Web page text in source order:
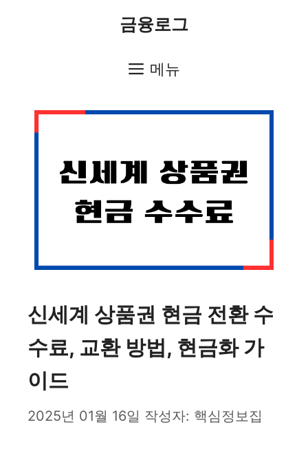
금융로그
메뉴
신세계 상품권 현금 전환 수
수료, 교환 방법, 현금화 가
이드
2025년 01월 16일 작성자: 핵심정보집